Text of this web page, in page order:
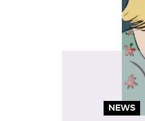
NEWS